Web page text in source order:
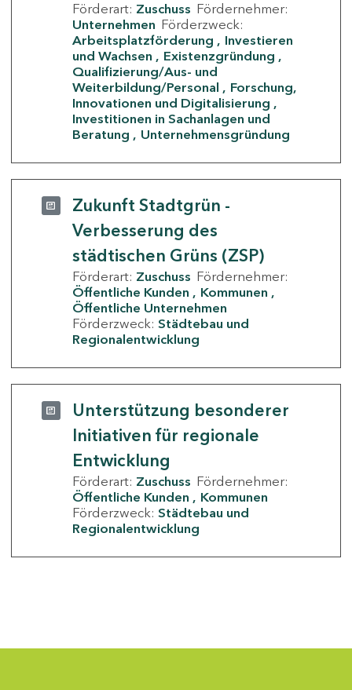
Förderart: Zuschuss Fördernehmer:
Unternehmen Förderzweck:
Arbeitsplatzförderung
Investieren
und Wachsen
Existenzgründung
Qualifizierung/Aus- und
Weiterbildung/Personal
Forschung,
Innovationen und Digitalisierung
Investitionen in Sachanlagen und
Beratung
Unternehmensgründung
Zukunft Stadtgrün -
Verbesserung des
städtischen Grüns (ZSP)
Förderart: Zuschuss Fördernehmer:
Öffentliche Kunden
Kommunen
Öffentliche Unternehmen
Förderzweck: Städtebau und
Regionalentwicklung
Unterstützung besonderer
Initiativen für regionale
Entwicklung
Förderart: Zuschuss Fördernehmer:
Öffentliche Kunden
Kommunen
Förderzweck: Städtebau und
Regionalentwicklung